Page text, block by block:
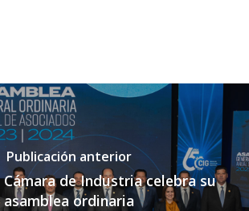
Publicación anterior
de Industria celebra su
asamblea ordinaria